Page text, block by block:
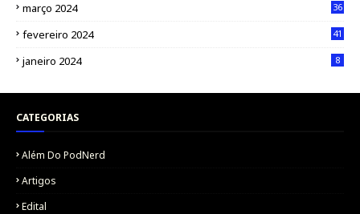
março 2024 36
fevereiro 2024 41
janeiro 2024 8
CATEGORIAS
Além Do PodNerd
Artigos
Edital